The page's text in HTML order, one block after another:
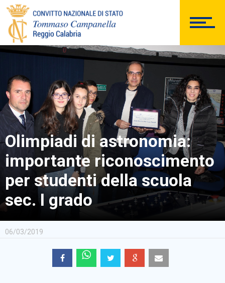
PERSONALE
BACHECA SINDACALE
Cerca
Olimpiadi di astronomia:
importante riconoscimento
per studenti della scuola
sec. I grado
06/03/2019